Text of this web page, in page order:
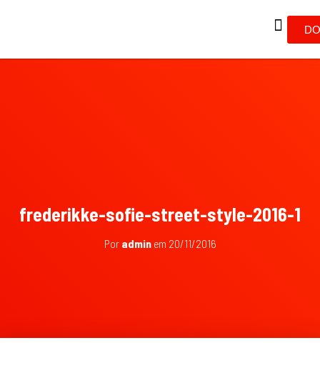
frederikke-sofie-street-style-2016-1
Por adminem 20/11/2016